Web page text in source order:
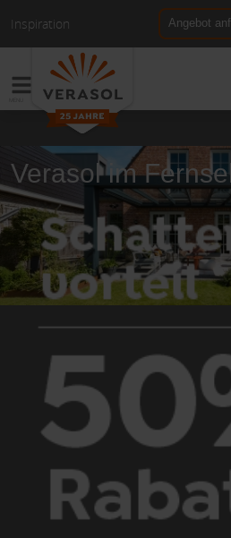
Inspiration Angebot
Verasol im